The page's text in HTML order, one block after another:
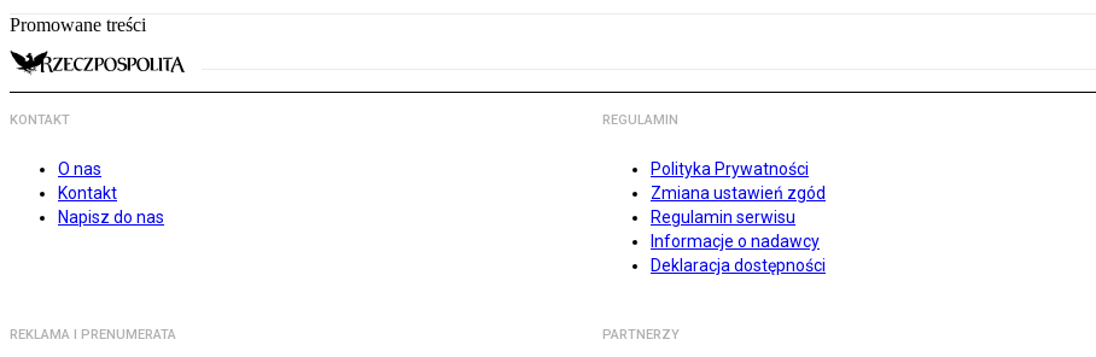
Promowane treści
KONTAKT
O nas
Kontakt
Napisz do nas
REGULAMIN
Polityka Prywatności
Zmiana ustawień zgód
Regulamin serwisu
Informacje o nadawcy
Deklaracja dostępności
REKLAMA I PRENUMERATA PARTNERZY